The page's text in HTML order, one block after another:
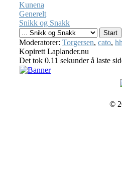
Kunena
Generelt
Snikk og Snakk
Moderatorer: Torgersen, cato,
Kopirett Laplander.nu
Det tok 0.11 sekunder å laste
©